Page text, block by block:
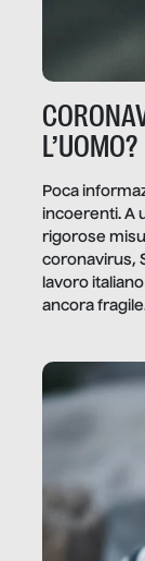
L’UOMO?
Poca
incoerenti. A
rigorose
coronavirus,
lavoro
ancora